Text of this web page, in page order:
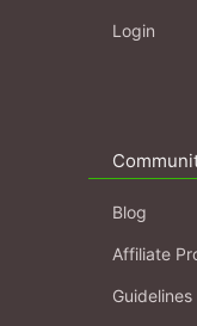
Login
Blog
Affiliate
Guidelines